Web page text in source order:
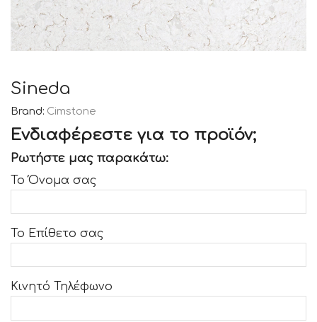
Sineda
Brand: Cimstone
Ενδιαφέρεστε για το προϊόν;
Ρωτήστε μας παρακάτω:
Το Όνομα σας
Το Επίθετο σας
Κινητό Τηλέφωνο